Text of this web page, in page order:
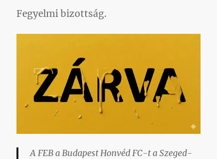
Fegyelmi bizottság.
A FEB a Budapest Honvéd FC-t a Szeged-